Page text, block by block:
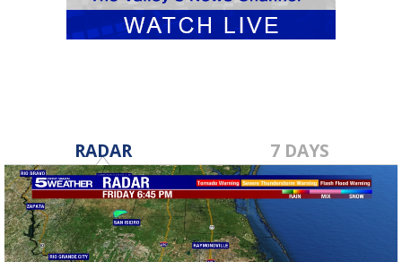
RADAR 7 DAYS